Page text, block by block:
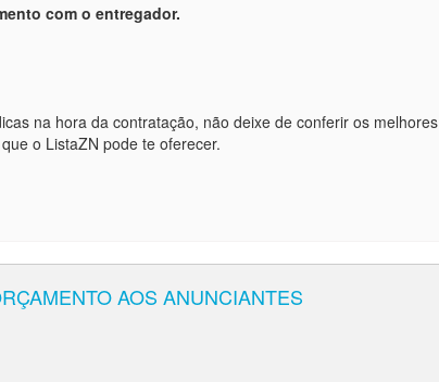
com o entregador.
na hora da contratação, não deixe de conferir os melhores
o ListaZN pode te oferecer.